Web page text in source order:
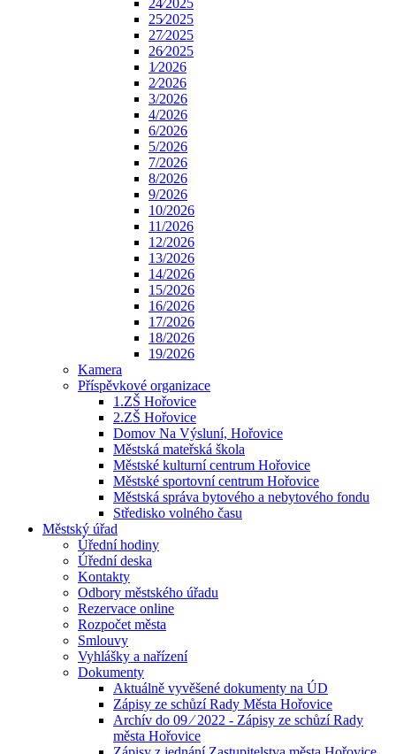
24⁄2025
25⁄2025
27⁄2025
26⁄2025
1⁄2026
2⁄2026
3/2026
4/2026
6/2026
5/2026
7/2026
8/2026
9/2026
10/2026
11/2026
12/2026
13/2026
14/2026
15/2026
16/2026
17/2026
18/2026
19/2026
Kamera
Příspěvkové organizace
1.ZŠ Hořovice
2.ZŠ Hořovice
Domov Na Výsluní, Hořovice
Městská mateřská škola
Městské kulturní centrum Hořovice
Městské sportovní centrum Hořovice
Městská správa bytového a nebytového fondu
Středisko volného času
Městský úřad
Úřední hodiny
Úřední deska
Kontakty
Odbory městského úřadu
Rezervace online
Rozpočet města
Smlouvy
Vyhlášky a nařízení
Dokumenty
Aktuálně vyvěšené dokumenty na ÚD
Zápisy ze schůzí Rady Města Hořovice
Archív do 09 ⁄ 2022 - Zápisy ze schůzí Rady
města Hořovice